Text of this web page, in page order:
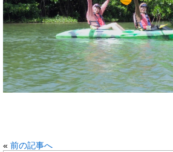
« 前の記事へ